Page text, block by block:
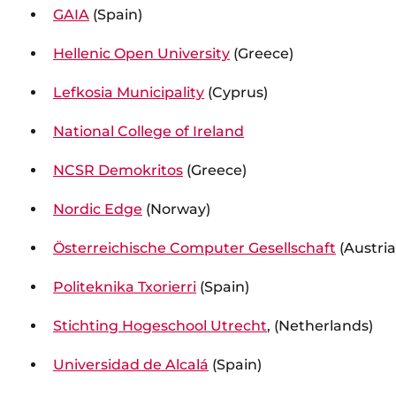
GAIA (Spain)
Hellenic Open University (Greece)
Lefkosia Municipality (Cyprus)
National College of Ireland
NCSR Demokritos (Greece)
Nordic Edge (Norway)
Österreichische Computer Gesellschaft
Politeknika Txorierri (Spain)
Stichting Hogeschool Utrecht, (Netherlands)
Universidad de Alcalá (Spain)